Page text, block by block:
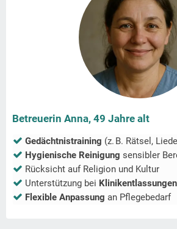
Betreuerin Anna, 49 Jahre alt
Gedächtnistraining (z. B. Rätsel,
Hygienische Reinigung sensibler
Rücksicht auf Religion und Kultur
Unterstützung bei Klinikentlassungen
Flexible Anpassung an Pflegebedarf